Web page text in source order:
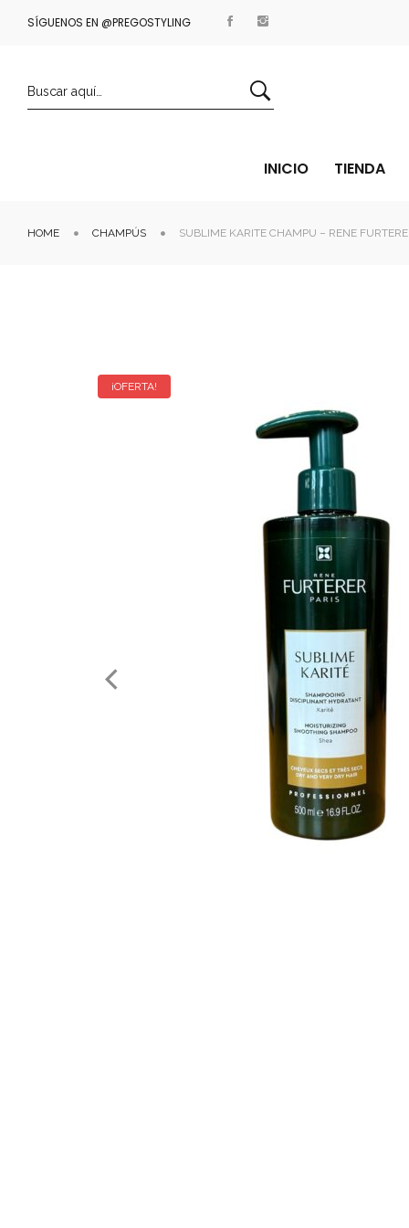
SÍGUENOS EN @PREGOSTYLINGENVÍOS GRATIS A PARTIR DE 35€
INICIO TIENDA
HOME CHAMPÚS SUBLIME KARITE CHAMPU – RENE
¡OFERTA!